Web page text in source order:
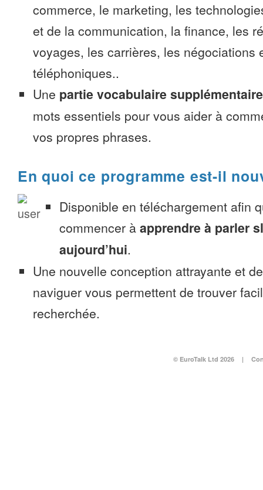
commerce, le marketing, les
et de la communication, la finance, les
voyages, les carrières, les négociations
téléphoniques..
Une partie vocabulaire supplémentaire
mots essentiels pour vous aider à
vos propres phrases.
En quoi ce programme est-il
Disponible en téléchargement afin
commencer à apprendre à parler
aujourd’hui.
Une nouvelle conception attrayante et
naviguer vous permettent de trouver
recherchée.
© EuroTalk Ltd 2026 |